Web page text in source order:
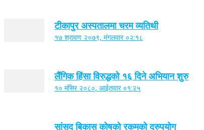
टीकापुर अस्पतालमा चरम व्यतिथी
१७ श्रावण २०७९, मंगलवार ०२:१८
लैंगिक हिंसा विरुद्धको १६ दिने अभियान शुरु
१० मंसिर २०८०, आईतवार ०१:२५
सांसद बिकास कोषको रकमको दुरुपयोग